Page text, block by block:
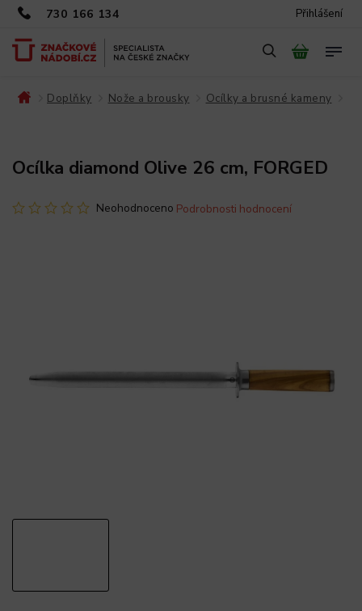
730 166 134 Přihlášení
Doplňky Nože a brousky Ocílky a brusné kameny
Ocílka diamond Olive 26 cm, FORGED
Neohodnoceno Podrobnosti hodnocení